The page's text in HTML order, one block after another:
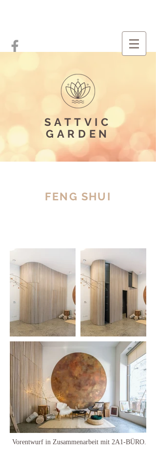
SATTVIC
GARDEN
FENG SHUI
Vorentwurf in Zusammenarbeit mit 2A1-BÜRO.